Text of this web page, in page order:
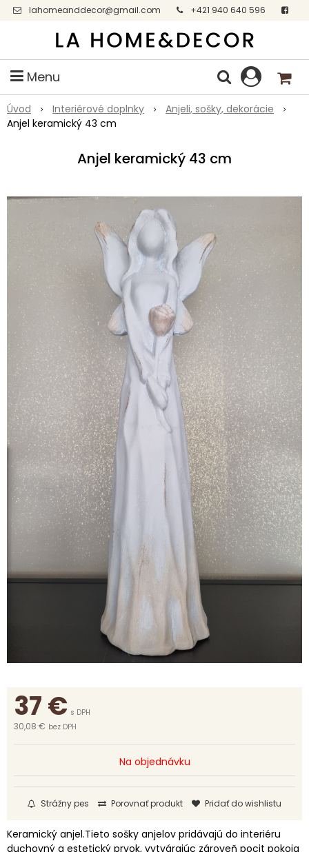
lahomeanddecor@gmail.com
+421 940 640 596
Facebook
Menu
Úvod Interiérové doplnky
Anjeli, sošky, dekorácie
Anjel keramický 43 cm
Anjel keramický 43 cm
37€ s DPH
30,08 € bez DPH
Na objednávku
Strážny pes Porovnať produkt Pridať do wishlistu
Keramický anjel.Tieto sošky anjelov pridávajú do interiéru
duchovný a estetický prvok, vytvárajúc zároveň pocit pokoja